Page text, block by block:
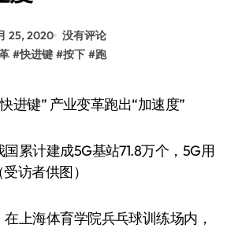
25, 2020 没有评论
#快进键 #按下 #跑
累计建成5G基站71.8万个，5G用
访者供图）
上海体育学院兵乓球训练场内，